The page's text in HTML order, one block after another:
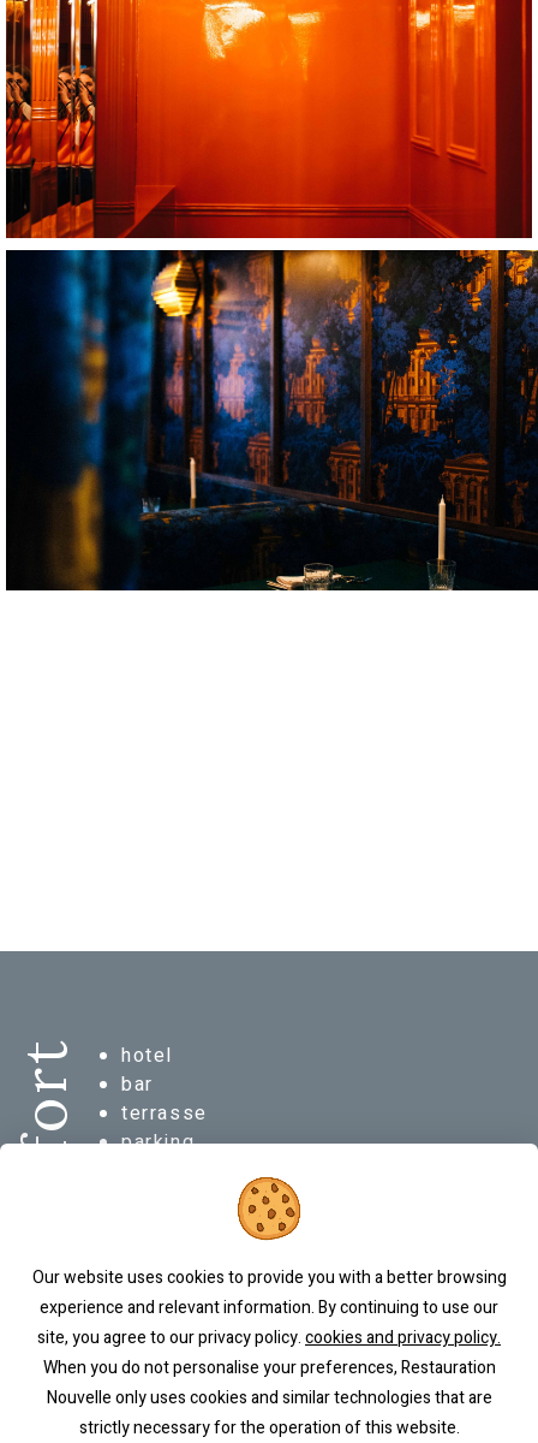
confort
hotel
bar
terrasse
parking
Our website uses cookies to provide you with a better browsing
experience and relevant information. By continuing to use our
site, you agree to our privacy policy.cookies and privacy policy.
When you do not personalise your preferences, Restauration
Nouvelle only uses cookies and similar technologies that are
strictly necessary for the operation of this website.